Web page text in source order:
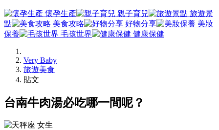
懷孕生產 親子育兒
旅遊景
點
美食攻略 好物分享
美妝
保養
毛孩世界 健康保健
Very Baby
旅遊美食
貼文
台南牛肉湯必吃哪一間呢？